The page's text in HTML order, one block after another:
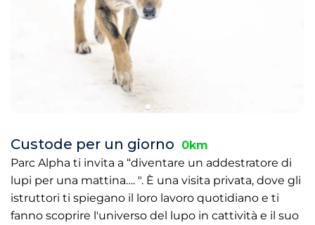
Custode per un giorno
0km
Parc Alpha ti invita a “diventare un addestratore di
lupi per una mattina…. ". È una visita privata, dove gli
istruttori ti spiegano il loro lavoro quotidiano e ti
fanno scoprire l'universo del lupo in cattività e il suo